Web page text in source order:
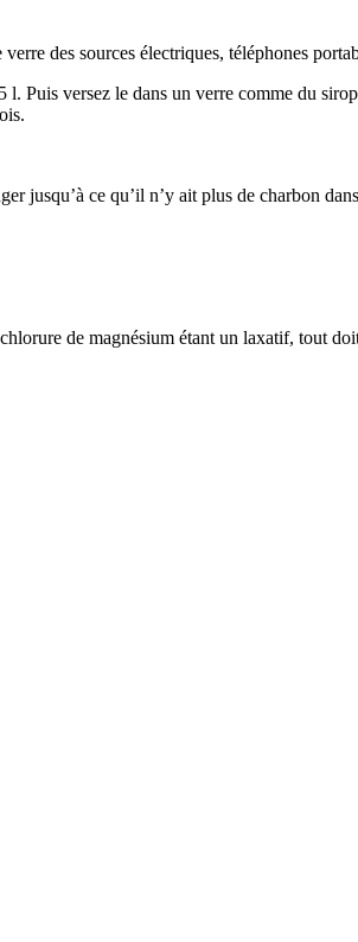
des sources électriques, téléphones
Puis versez le dans un verre comme du
jusqu’à ce qu’il n’y ait plus de charbon
de magnésium étant un laxatif, tout